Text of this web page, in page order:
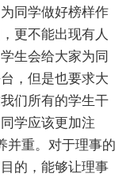
同学做好榜样作
更不能出现有人
生会给大家为同
，但是也要求大
们所有的学生干
学应该更加注
并重。对于理事的
的，能够让理事